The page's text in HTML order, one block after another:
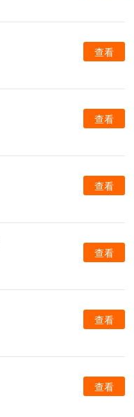
查看
查看
查看
查看
查看
查看